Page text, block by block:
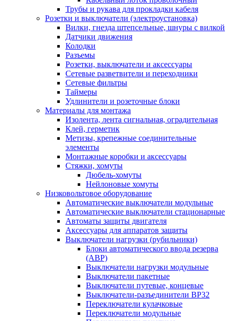
Трубы и рукава для прокладки кабеля
Розетки и выключатели (электроустановка)
Вилки, гнезда штепсельные, шнуры с вилкой
Датчики движения
Колодки
Разъемы
Розетки, выключатели и аксессуары
Сетевые разветвители и переходники
Сетевые фильтры
Таймеры
Удлинители и розеточные блоки
Материалы для монтажа
Изолента, лента сигнальная, оградительная
Клей, герметик
Метизы, крепежные соединительные
элементы
Монтажные коробки и аксессуары
Стяжки, хомуты
Дюбель-хомуты
Нейлоновые хомуты
Низковольтовое оборудование
Автоматические выключатели модульные
Автоматические выключатели стационарные
Автоматы защиты двигателя
Аксессуары для аппаратов защиты
Выключатели нагрузки (рубильники)
Блоки автоматического ввода резерва
(АВР)
Выключатели нагрузки модульные
Выключатели пакетные
Выключатели путевые, концевые
Выключатели-разъединители ВР32
Переключатели кулачковые
Переключатели модульные